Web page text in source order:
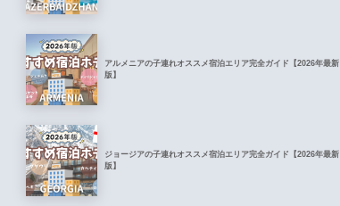
アルメニアの子連れオススメ宿泊エリア完全ガイド【2026年最新
版】
ジョージアの子連れオススメ宿泊エリア完全ガイド【2026年最新
版】